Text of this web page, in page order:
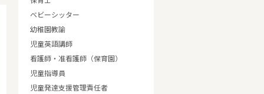
ベビーシッター
幼稚園教諭
児童英語講師
看護師・准看護師（保育園）
児童指導員
児童発達支援管理責任者